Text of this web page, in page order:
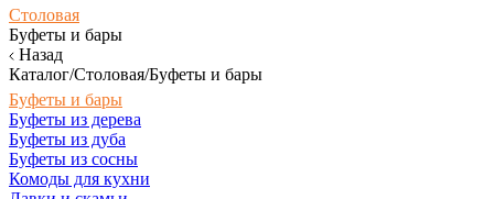
Столовая
Буфеты и бары
Назад
Каталог/Столовая/Буфеты и бары
Буфеты и бары
Буфеты из дерева
Буфеты из дуба
Буфеты из сосны
Комоды для кухни